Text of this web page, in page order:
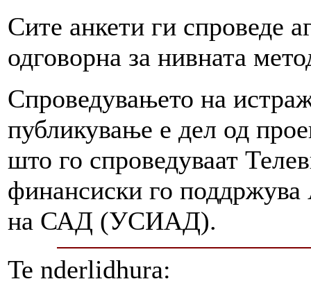
Сите анкети ги спроведе
одговорна за нивната
Спроведувањето на
публикување е дел од
што го спроведуваат
финансиски го поддржува
на САД (УСИАД).
Te nderlidhura: